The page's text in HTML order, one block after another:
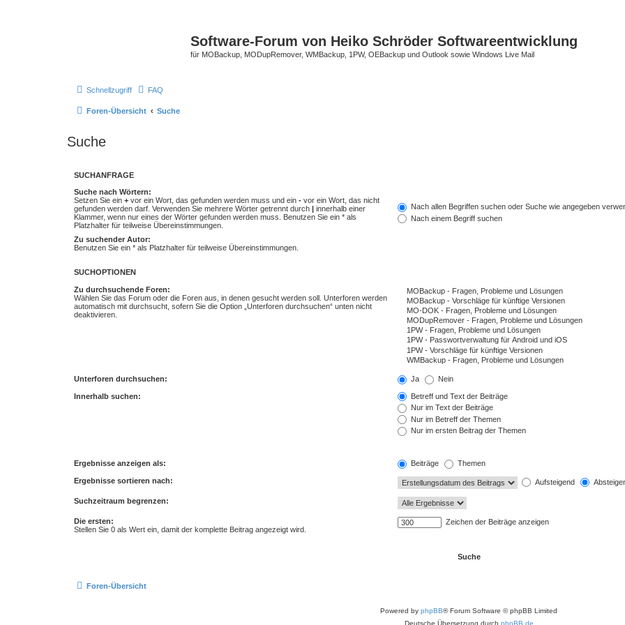
Software-Forum von Heiko Schröder Softwareentwicklung
für MOBackup, MODupRemover, WMBackup, 1PW, OEBackup und Outlook sowie Windows Live Mail
Schnellzugriff FAQ
Foren-Übersicht Suche
Suche
SUCHANFRAGE
Suche nach Wörtern:
Setzen Sie ein + vor ein Wort, das gefunden werden muss und ein - vor ein Wort, das nicht
gefunden werden darf. Verwenden Sie mehrere Wörter getrennt durch | innerhalb einer
Klammer, wenn nur eines der Wörter gefunden werden muss. Benutzen Sie ein * als
Platzhalter für teilweise Übereinstimmungen.
Nach allen Begriffen suchen oder Suche wie angegeben
Nach einem Begriff suchen
Zu suchender Autor:
Benutzen Sie ein * als Platzhalter für teilweise Übereinstimmungen.
SUCHOPTIONEN
Zu durchsuchende Foren:
Wählen Sie das Forum oder die Foren aus, in denen gesucht werden soll. Unterforen werden
automatisch mit durchsucht, sofern Sie die Option „Unterforen durchsuchen“ unten nicht
deaktivieren.
Unterforen durchsuchen: Ja Nein
Innerhalb suchen:
Betreff und Text der Beiträge
Nur im Text der Beiträge
Nur im Betreff der Themen
Nur im ersten Beitrag der Themen
Ergebnisse anzeigen als: Beiträge Themen
Ergebnisse sortieren nach: Aufsteigend
Suchzeitraum begrenzen:
Die ersten:
Stellen Sie 0 als Wert ein, damit der komplette Beitrag angezeigt wird.
Zeichen der Beiträge anzeigen
Foren-Übersicht
Powered by phpBB® Forum Software © phpBB Limited
Deutsche Übersetzung durch phpBB.de